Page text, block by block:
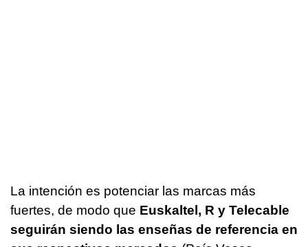
La intención es potenciar las marcas más
fuertes, de modo que Euskaltel, R y Telecable
seguirán siendo las enseñas de referencia en